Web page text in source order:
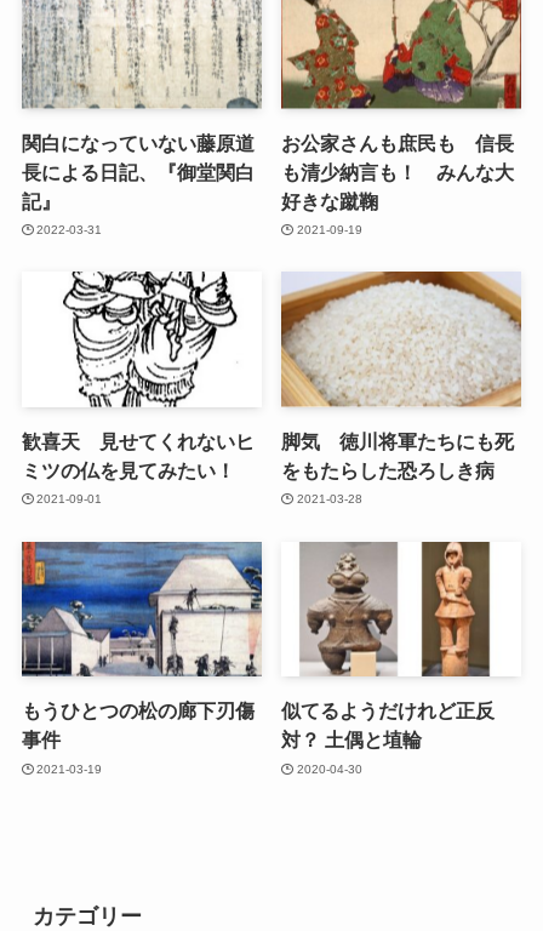
関白になっていない藤原道
長による日記、『御堂関白
記』
2022-03-31
お公家さんも庶民も 信長
も清少納言も！ みんな大
好きな蹴鞠
2021-09-19
歓喜天 見せてくれないヒ
ミツの仏を見てみたい！
2021-09-01
脚気 徳川将軍たちにも死
をもたらした恐ろしき病
2021-03-28
もうひとつの松の廊下刃傷
事件
2021-03-19
似てるようだけれど正反
対？ 土偶と埴輪
2020-04-30
カテゴリー